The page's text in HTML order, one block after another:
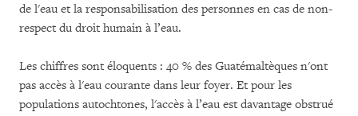
de l'eau et la responsabilisation des personnes en cas de non-
respect du droit humain à l’eau.
Les chiffres sont éloquents : 40 % des Guatémaltèques n'ont
pas accès à l'eau courante dans leur foyer. Et pour les
populations autochtones, l'accès à l’eau est davantage obstrué